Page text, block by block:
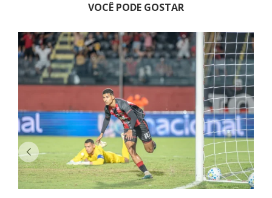
VOCÊ PODE GOSTAR